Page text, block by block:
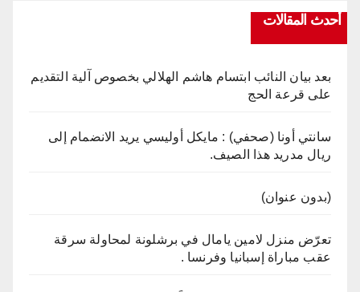
أحدث المقالات
بعد بيان النائب ابتسام هاشم الهلالي بخصوص آلية التقديم
على قرعة الحج
سانتي أونا (صحفي) : مايكل أوليسي يريد الانضمام إلى
ريال مدريد هذا الصيف.
(بدون عنوان)
تعرّض منزل لامين يامال في برشلونة لمحاولة سرقة
عقب مباراة إسبانيا وفرنسا .